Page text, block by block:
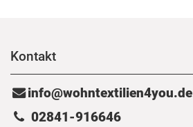
Kontakt
info@wohntextilien4you.de
02841-916646